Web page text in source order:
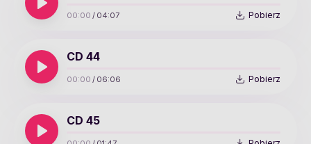
00:00 / 04:07 Pobierz
CD 44
00:00 / 06:06 Pobierz
CD 45